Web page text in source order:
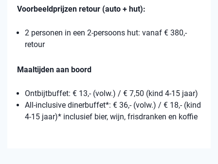
Voorbeeldprijzen retour (auto + hut):
2 personen in een 2-persoons hut: vanaf € 380,-
retour
Maaltijden aan boord
Ontbijtbuffet: € 13,- (volw.) / € 7,50 (kind 4-15 jaar)
All-inclusive dinerbuffet*: € 36,- (volw.) / € 18,- (kind
4-15 jaar)* inclusief bier, wijn, frisdranken en koffie